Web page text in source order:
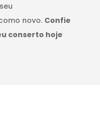
novo. Confie
conserto hoje